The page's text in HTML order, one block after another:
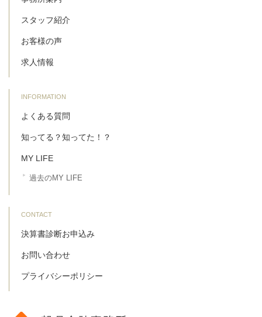
スタッフ紹介
お客様の声
求人情報
INFORMATION
よくある質問
知ってる？知ってた！？
MY LIFE
過去のMY LIFE
CONTACT
決算書診断お申込み
お問い合わせ
プライバシーポリシー